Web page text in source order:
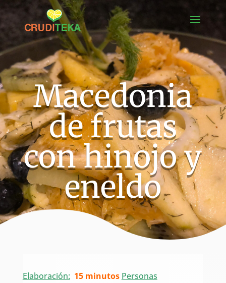
Macedonia
de frutas
con hinojo y
eneldo
Elaboración: 15 minutos Personas